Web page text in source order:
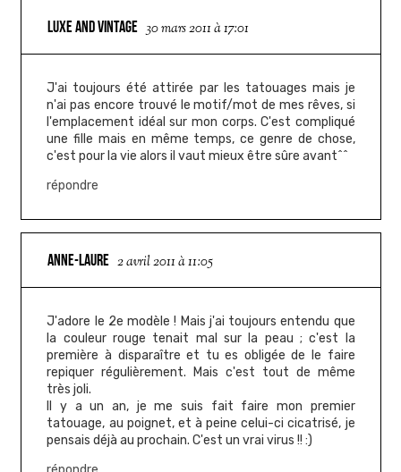
LUXE AND VINTAGE 30 mars 2011 à 17:01
J'ai toujours été attirée par les tatouages mais je
n'ai pas encore trouvé le motif/mot de mes rêves, si
l'emplacement idéal sur mon corps. C'est compliqué
une fille mais en même temps, ce genre de chose,
c'est pour la vie alors il vaut mieux être sûre avant^^
répondre
ANNE-LAURE 2 avril 2011 à 11:05
J'adore le 2e modèle ! Mais j'ai toujours entendu que
la couleur rouge tenait mal sur la peau ; c'est la
première à disparaître et tu es obligée de le faire
repiquer régulièrement. Mais c'est tout de même
très joli.
Il y a un an, je me suis fait faire mon premier
tatouage, au poignet, et à peine celui-ci cicatrisé, je
pensais déjà au prochain. C'est un vrai virus !! :)